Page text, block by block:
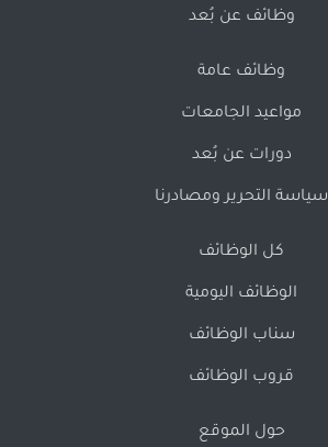
وظائف عن بُعد
وظائف عامة
مواعيد الجامعات
دورات عن بُعد
سياسة التحرير ومصادرنا
كل الوظائف
الوظائف اليومية
سناب الوظائف
قروب الوظائف
حول الموقع